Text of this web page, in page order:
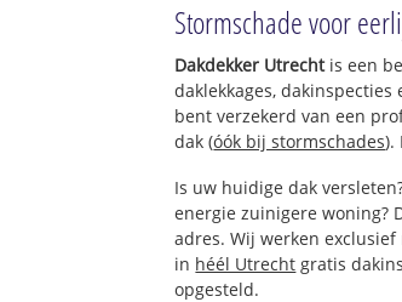
Stormschade voor
Dakdekker Utrechtis een
daklekkages,
bent verzekerd van een
dak (óók bij stormschades).
Is uw huidige dak
energie zuinigere woning?
adres. Wij werken exclusief
in héél Utrecht gratis
opgesteld.